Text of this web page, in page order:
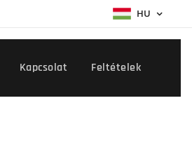
HU
Kapcsolat Feltételek